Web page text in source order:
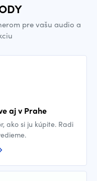
pre vašu audio a
aj v Prahe
ako si ju kúpite. Radi